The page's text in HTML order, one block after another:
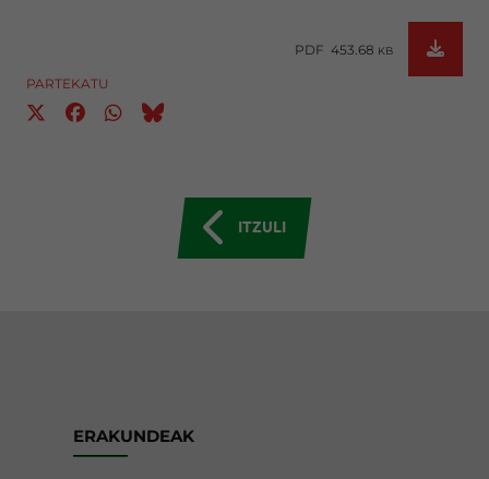
PDF 453.68 KB
PARTEKATU
ITZULI
ERAKUNDEAK